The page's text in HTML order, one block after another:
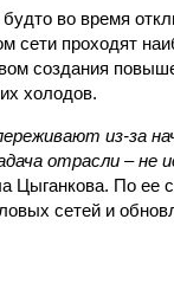
во время
сети проходят
создания
холодов.
из-за
отрасли – не
Цыганкова. По ее
сетей и